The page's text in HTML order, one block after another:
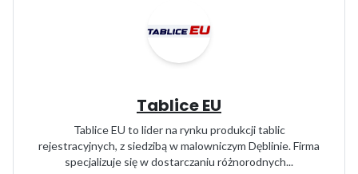
Tablice EU
Tablice EU to lider na rynku produkcji tablic
rejestracyjnych, z siedzibą w malowniczym Dęblinie. Firma
specjalizuje się w dostarczaniu różnorodnych...